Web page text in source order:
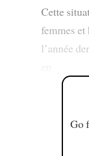
Cette
femmes et
l’année
Go